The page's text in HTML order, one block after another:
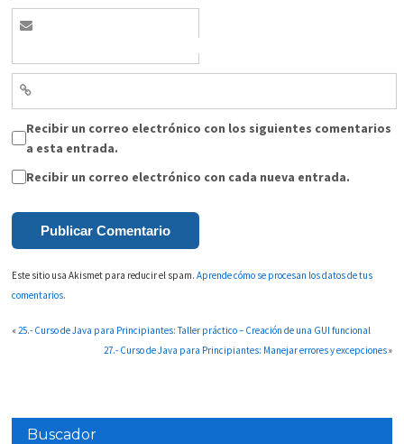
Recibir un correo electrónico con los siguientes comentarios
a esta entrada.
Recibir un correo electrónico con cada nueva entrada.
Este sitio usa Akismet para reducir el spam.Aprende cómo se procesan los datos de tus
comentarios.
«25.- Curso de Java para Principiantes: Taller práctico – Creación de una GUI funcional
27.- Curso de Java para Principiantes: Manejar errores y excepciones»
Buscador